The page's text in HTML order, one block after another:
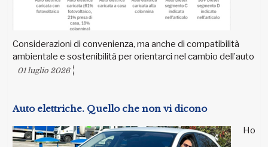
Considerazioni di convenienza, ma anche di compatibilità
ambientale e sostenibilità per orientarci nel cambio dell’auto
01 luglio 2026
Auto elettriche. Quello che non vi dicono
Ho